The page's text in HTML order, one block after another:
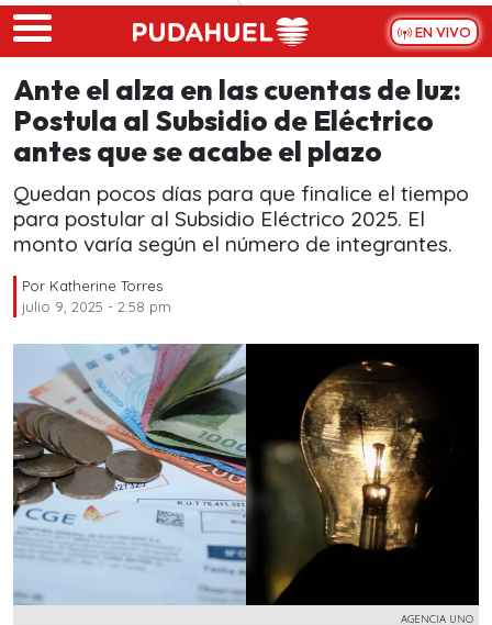
Skip to main content
EN VIVO
Ante el alza en las cuentas de luz:
Postula al Subsidio de Eléctrico
antes que se acabe el plazo
Quedan pocos días para que finalice el tiempo
para postular al Subsidio Eléctrico 2025. El
monto varía según el número de integrantes.
Por Katherine Torres
julio 9, 2025 - 2:58 pm
AGENCIA UNO